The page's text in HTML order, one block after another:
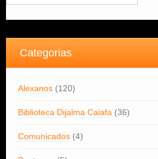
Categorias
Alexanos (120)
Biblioteca Dijalma Caiafa (36)
Comunicados (4)